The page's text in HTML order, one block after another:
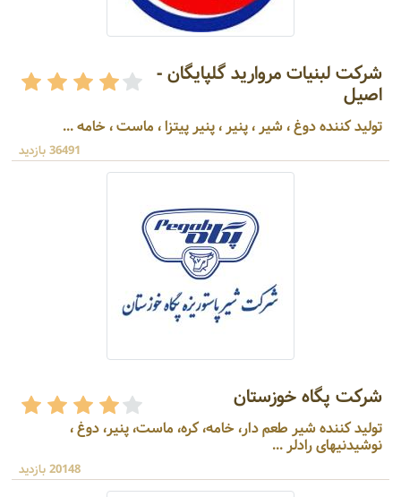
شرکت لبنیات مروارید گلپایگان -
اصیل
تولید کننده دوغ ، شیر ، پنیر ، پنیر پیتزا ، ماست ، خامه ...
36491 بازدید
شرکت پگاه خوزستان
تولید کننده شیر طعم دار، خامه، کره، ماست، پنیر، دوغ ،
نوشیدنیهای رادلر ...
20148 بازدید